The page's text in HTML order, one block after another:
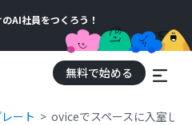
AI社員をつくろう！
無料で始める
ート oviceでスペースに入室し